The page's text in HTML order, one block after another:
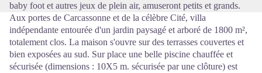
baby foot et autres jeux de plein air, amuseront petits et grands.
Aux portes de Carcassonne et de la célèbre Cité, villa
indépendante entourée d'un jardin paysagé et arboré de 1800 m²,
totalement clos. La maison s'ouvre sur des terrasses couvertes et
bien exposées au sud. Sur place une belle piscine chauffée et
sécurisée (dimensions : 10X5 m. sécurisée par une clôture) est